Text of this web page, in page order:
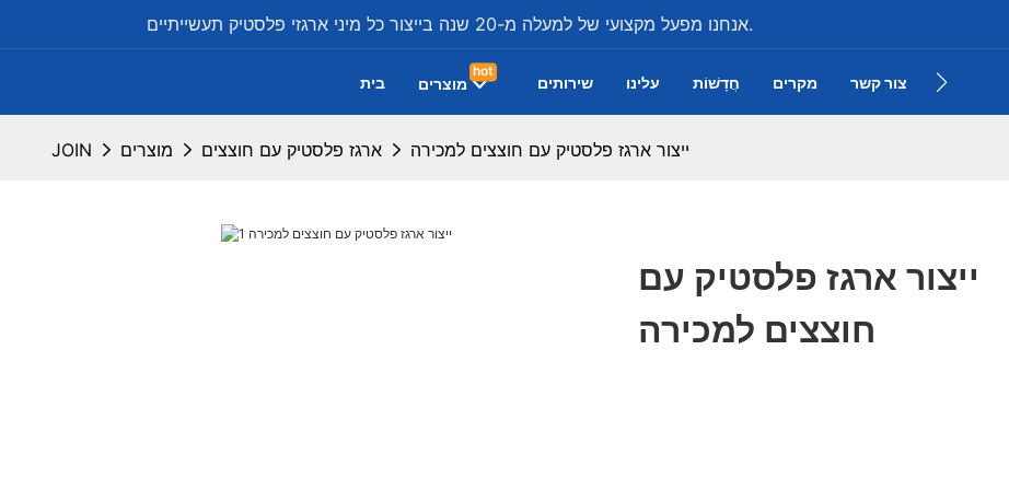
אנחנו מפעל מקצועי של למעלה מ-20 שנה בייצור כל מיני ארגזי פלסטיק תעשייתיים.
בית מוצרים
hot
שירותים עלינו חֲדָשׁוֹת מקרים צור קשר סרטון מוצר
JOIN מוצרים ארגז פלסטיק עם חוצצים ייצור ארגז פלסטיק עם חוצצים למכירה
ייצור ארגז פלסטיק עם
חוצצים למכירה